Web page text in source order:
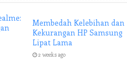
Membedah Kelebihan dan
Kekurangan HP Samsung
Lipat Lama
2 weeks ago